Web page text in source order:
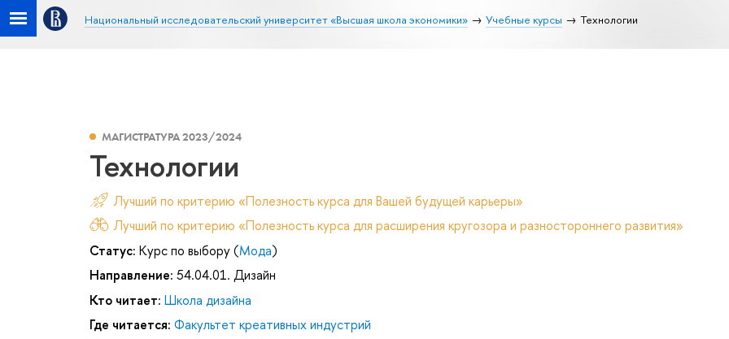
Национальный исследовательский университет «Высшая школа экономики» Учебные курсы Технологии
МАГИСТРАТУРА 2023/2024
Технологии
Лучший по критерию «Полезность курса для Вашей будущей карьеры»
Лучший по критерию «Полезность курса для расширения кругозора и разностороннего развития»
Статус: Курс по выбору (Мода)
Направление: 54.04.01. Дизайн
Кто читает: Школа дизайна
Где читается: Факультет креативных индустрий